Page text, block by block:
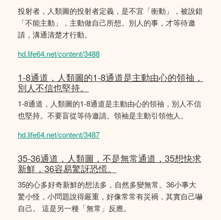
投射者，人類圖的投射者定義，是不宜「衝動」，被說錯
「不能主動」，主動做自己所想。別人的事，才等待邀
請，溝通清楚才行動。
hd.life64.net/content/3488
1-8通道，人類圖的1-8通道是主動由心的領䄂，
別人不信也堅持。
1-8通道，人類圖的1-8通道是主動由心的領䄂，別人不信
也堅持。不要盲從等待邀請。領袖是主動引領他人。
hd.life64.net/content/3487
35-36通道，人類圖，不是無常通道，35想快求
新鮮，36容易驚訝恐慌。
35的心多好奇新鮮的想法多，自然多變無常。36小事大
驚小怪，小問題說得嚴重，好像常常有災禍，其實自己嚇
自己。 這是另一種「無常」反應。